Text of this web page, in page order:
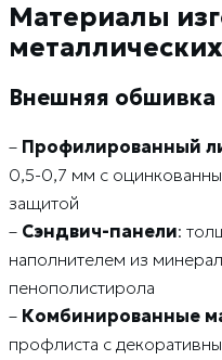
Материалы
Внешняя обшивка
– Профилированный
0,5-0,7 мм с
защитой
– Сэндвич-панели:
наполнителем из
пенополистирола
– Комбинированные
профлиста с